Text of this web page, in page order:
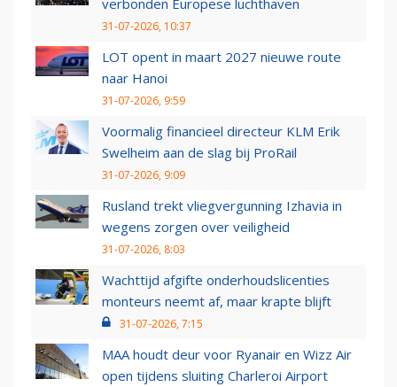
verbonden Europese luchthaven
31-07-2026, 10:37
LOT opent in maart 2027 nieuwe route
naar Hanoi
31-07-2026, 9:59
Voormalig financieel directeur KLM Erik
Swelheim aan de slag bij ProRail
31-07-2026, 9:09
Rusland trekt vliegvergunning Izhavia in
wegens zorgen over veiligheid
31-07-2026, 8:03
Wachttijd afgifte onderhoudslicenties
monteurs neemt af, maar krapte blijft
31-07-2026, 7:15
MAA houdt deur voor Ryanair en Wizz Air
open tijdens sluiting Charleroi Airport